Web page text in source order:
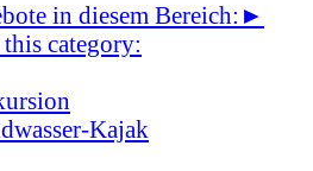
in diesem Bereich: ►
category:
Kajak